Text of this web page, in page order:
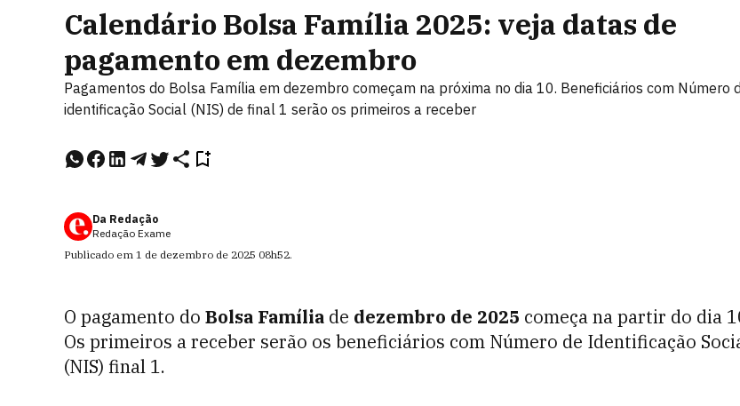
Calendário Bolsa Família 2025: veja datas de
pagamento em dezembro
Pagamentos do Bolsa Família em dezembro começam na próxima no dia 10. Beneficiários com Número
identificação Social (NIS) de final 1 serão os primeiros a receber
Da Redação
Redação Exame
Publicado em 1 de dezembro de 2025 08h52.
O pagamento do Bolsa Família de dezembro de 2025 começa na partir do dia
Os primeiros a receber serão os beneficiários com Número de Identificação
(NIS) final 1.